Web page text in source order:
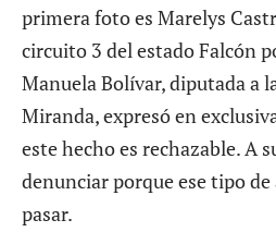
primera foto es Marelys
circuito 3 del estado Falcón
Manuela Bolívar, diputada a
Miranda, expresó en
este hecho es rechazable. A
denunciar porque ese tipo
pasar.